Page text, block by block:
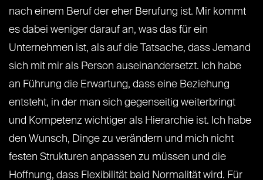
nach einem Beruf der eher Berufung ist. Mir kommt
es dabei weniger darauf an, was das für ein
Unternehmen ist, als auf die Tatsache, dass Jemand
sich mit mir als Person auseinandersetzt. Ich habe
an Führung die Erwartung, dass eine Beziehung
entsteht, in der man sich gegenseitig weiterbringt
und Kompetenz wichtiger als Hierarchie ist. Ich habe
den Wunsch, Dinge zu verändern und mich nicht
festen Strukturen anpassen zu müssen und die
Hoffnung, dass Flexibilität bald Normalität wird. Für